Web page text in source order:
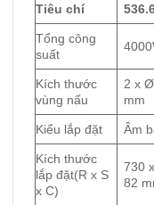
Tiêu chí
Tổng công
suất
Kích thước
vùng nấu
2 x
mm
Kiểu lắp đặt Âm
Kích thước
lắp đặt(R x S
x C)
730
82